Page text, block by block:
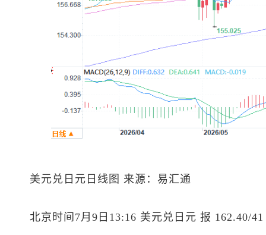
美元兑日元 日线图 来源：易汇通
北京时间7月9日13:16 美元兑日元 报 162.40/41